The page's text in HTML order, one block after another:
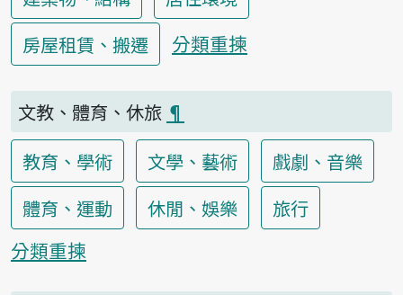
房屋租賃、搬遷
分類重揀
文教、體育、休旅 ¶
教育、學術
文學、藝術
戲劇、音樂
體育、運動
休閒、娛樂
旅行
分類重揀